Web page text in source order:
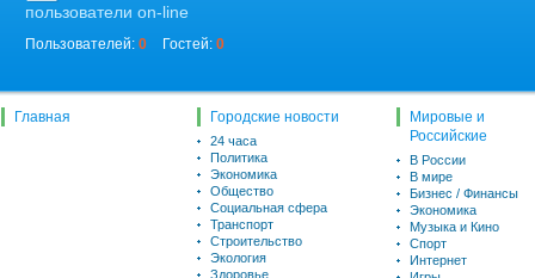
пользователи on-line
Пользователей: 0 Гостей: 0
Главная Городские новости
24 часа
Политика
Экономика
Общество
Социальная сфера
Транспорт
Строительство
Экология
Здоровье
Мировые и
Российские
В России
В мире
Бизнес / Финансы
Экономика
Музыка и Кино
Спорт
Интернет